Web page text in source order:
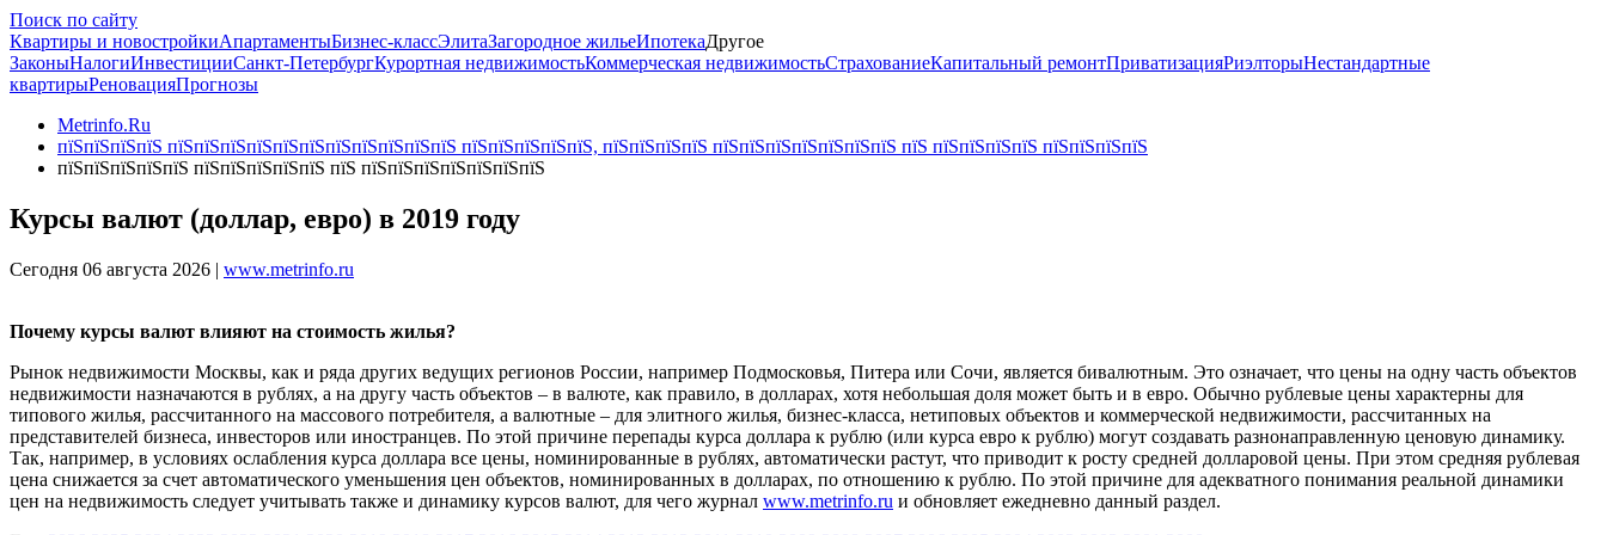
Поиск по сайту
Квартиры и новостройкиАпартаментыБизнес-классЭлитаЗагородное жильеИпотекаДругое
ЗаконыНалогиИнвестицииСанкт-ПетербургКурортная недвижимостьКоммерческая недвижимостьСтрахованиеКапитальный ремонтПриватизацияРиэлторыНестандартные
квартирыРеновацияПрогнозы
Metrinfo.Ru
пїЅпїЅпїЅпїЅ пїЅпїЅпїЅпїЅпїЅпїЅпїЅпїЅпїЅпїЅпїЅ пїЅпїЅпїЅпїЅпїЅ, пїЅпїЅпїЅпїЅ пїЅпїЅпїЅпїЅпїЅпїЅпїЅ пїЅ пїЅпїЅпїЅпїЅ пїЅпїЅпїЅпїЅ
пїЅпїЅпїЅпїЅпїЅ пїЅпїЅпїЅпїЅпїЅ пїЅ пїЅпїЅпїЅпїЅпїЅпїЅпїЅ
Курсы валют (доллар, евро) в 2019 году
Сегодня 06 августа 2026 | www.metrinfo.ru
Почему курсы валют влияют на стоимость жилья?
Рынок недвижимости Москвы, как и ряда других ведущих регионов России, например Подмосковья, Питера или Сочи, является бивалютным. Это означает, что цены на одну часть объектов
недвижимости назначаются в рублях, а на другу часть объектов – в валюте, как правило, в долларах, хотя небольшая доля может быть и в евро. Обычно рублевые цены характерны для
типового жилья, рассчитанного на массового потребителя, а валютные – для элитного жилья, бизнес-класса, нетиповых объектов и коммерческой недвижимости, рассчитанных на
представителей бизнеса, инвесторов или иностранцев. По этой причине перепады курса доллара к рублю (или курса евро к рублю) могут создавать разнонаправленную ценовую динамику.
Так, например, в условиях ослабления курса доллара все цены, номинированные в рублях, автоматически растут, что приводит к росту средней долларовой цены. При этом средняя рублевая
цена снижается за счет автоматического уменьшения цен объектов, номинированных в долларах, по отношению к рублю. По этой причине для адекватного понимания реальной динамики
цен на недвижимость следует учитывать также и динамику курсов валют, для чего журнал www.metrinfo.ru и обновляет ежедневно данный раздел.